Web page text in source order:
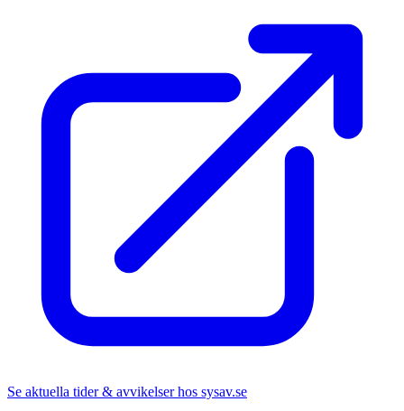
Se aktuella tider & avvikelser hos sysav.se